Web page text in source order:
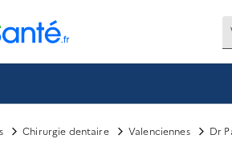
Chirurgie dentaire Valenciennes Dr